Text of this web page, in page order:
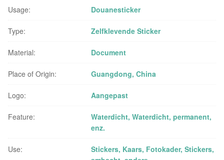
Usage: Douanesticker
Type: Zelfklevende Sticker
Material: Document
Place of Origin: Guangdong, China
Logo: Aangepast
Feature:
Waterdicht, Waterdicht, permanent,
enz.
Use:
Stickers, Kaars, Fotokader, Stickers,